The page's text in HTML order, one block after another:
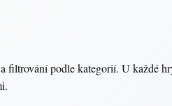
podle kategorií. U každé